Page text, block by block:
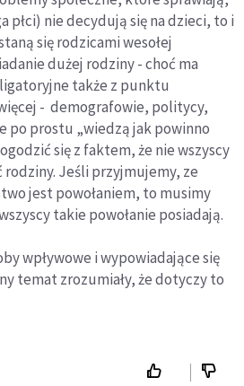
płci) nie decydują się na dzieci, to i
się rodzicami wesołej
dużej rodziny - choć ma
także z punktu
więcej - demografowie, politycy,
po prostu „wiedzą jak powinno
się z faktem, że nie wszyscy
rodziny. Jeśli przyjmujemy, ze
jest powołaniem, to musimy
takie powołanie posiadają.
wpływowe i wypowiadające się
temat zrozumiały, że dotyczy to